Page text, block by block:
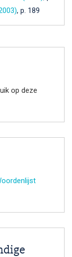
, p. 189
op deze